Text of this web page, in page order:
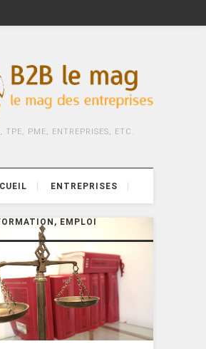
TPE, PME, ENTREPRISES, ETC.
ENTREPRISES
EMPLOI